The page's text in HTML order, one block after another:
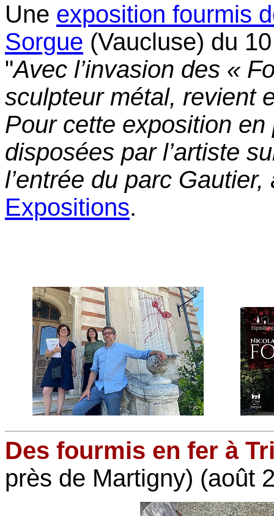
Une exposition fourmis
Sorgue (Vaucluse) du
"Avec l’invasion des «
sculpteur métal, revient
Pour cette exposition
disposées par l’artiste
l’entrée du parc
Expositions.
Des fourmis en fer à
près de Martigny) (août